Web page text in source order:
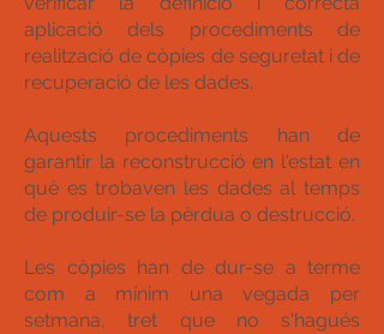
aplicació dels procediments de
realització de còpies de seguretat i de
recuperació de les dades.
Aquests procediments han de
garantir la reconstrucció en l'estat en
què es trobaven les dades al temps
de produir-se la pèrdua o destrucció.
Les còpies han de dur-se a terme
com a mínim una vegada per
setmana, tret que no s'hagués